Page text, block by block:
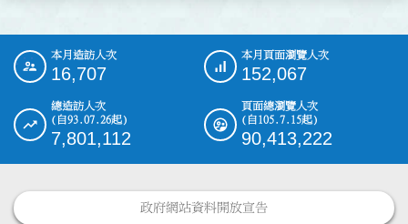
::: 本月造訪人次
16,707
本月頁面瀏覽人次
152,067
總造訪人次
(自93.07.26起)
7,801,112
頁面總瀏覽人次
(自105.7.15起)
90,413,222
政府網站資料開放宣告